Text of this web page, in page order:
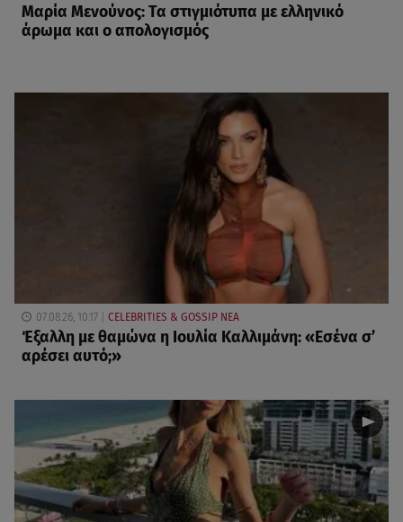
Μαρία Μενούνος: Τα στιγμιότυπα με ελληνικό
άρωμα και ο απολογισμός
07.08.26, 10:17 CELEBRITIES & GOSSIP ΝΕΑ
Έξαλλη με θαμώνα η Ιουλία Καλλιμάνη: «Εσένα σ’
αρέσει αυτό;»